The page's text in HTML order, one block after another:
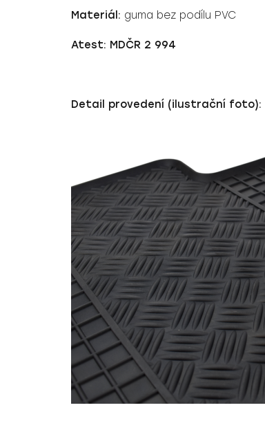
Materiál: guma bez podílu PVC
Atest: MDČR 2 994
Detail provedení (ilustrační foto):